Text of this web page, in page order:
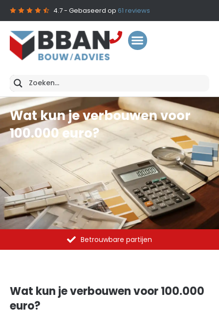
4.7- Gebaseerd op 61 reviews
Wat kun je verbouwen voor
100.000 euro?
Al meer dan 1375 opdrachten uitgevoerd
Wat kun je verbouwen voor 100.000
euro?